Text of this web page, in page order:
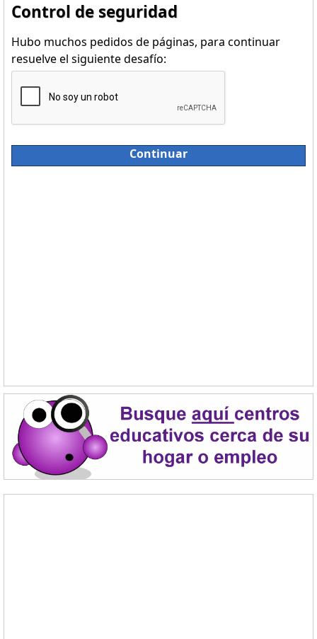
Control de seguridad
Hubo muchos pedidos de páginas, para continuar
resuelve el siguiente desafío:
Continuar